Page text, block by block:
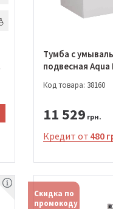
Тумба с
подвесная
(АР0002685)
Код товара: 38160
11 529 грн.
Кредит от 480
Скидка по
промокоду